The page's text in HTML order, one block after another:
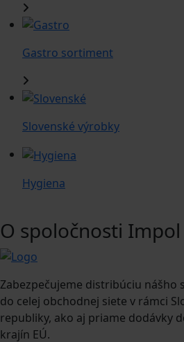
Gastro sortiment
Slovenské výrobky
Hygiena
O spoločnosti Impol
Zabezpečujeme distribúciu nášho
do celej obchodnej siete v rámci
republiky, ako aj priame dodávky
krajín EÚ.